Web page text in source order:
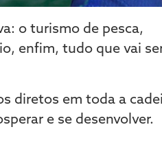
o turismo de pesca,
enfim, tudo que vai
diretos em toda a
e se desenvolver.